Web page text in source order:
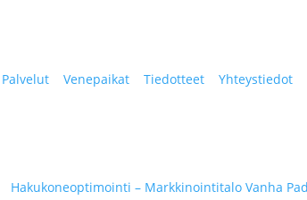
Palvelut| Venepaikat| Tiedotteet| Yhteystiedot
Hakukoneoptimointi – Markkinointitalo Vanha